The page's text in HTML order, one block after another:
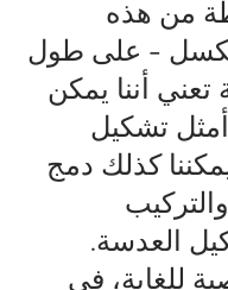
من هذه
- على طول
أننا يمكن
تشكيل
كذلك دمج
العدسة.
للغاية، في